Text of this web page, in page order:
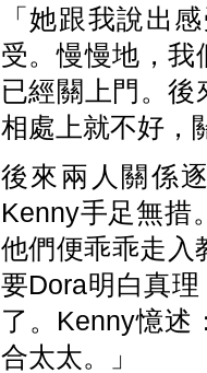
「她跟我說出
受。慢慢地，我
已經關上門。
相處上就不好，
後來兩人關係
Kenny手足無措
他們便乖乖走入
要Dora明白真
了。Kenny憶述
合太太。」